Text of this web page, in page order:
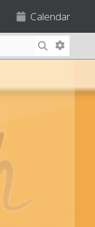
Calendar